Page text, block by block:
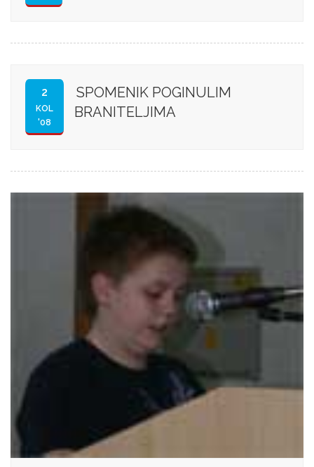
2
KOL
'08
SPOMENIK POGINULIM
BRANITELJIMA